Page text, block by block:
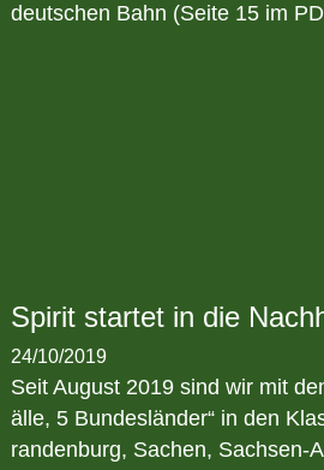
deutschen Bahn (Seite 15 im
Spirit startet in die
24/10/2019
Seit August 2019 sind wir mit
älle, 5 Bundesländer“ in den
randenburg, Sachen, Sachsen-